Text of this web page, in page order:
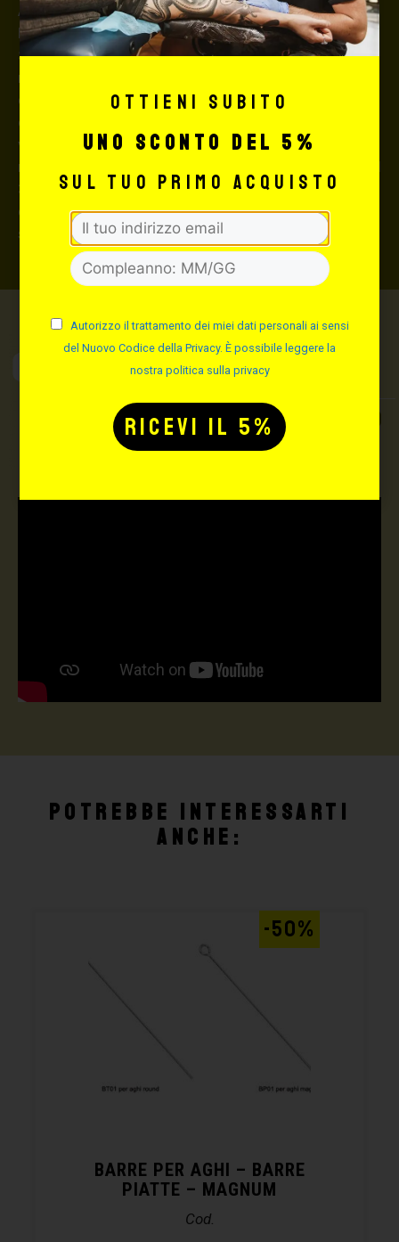
ATTENZIONE!
La merce viaggia a rischio e pericolo del committente.
Si consiglia, per spedizioni superiori a € 500,00 di
richiedere l’invio della merce con assicurazione (in
questo caso, se la merce dovesse essere smarrita o
danneggiata dal corriere, quest’ultimo risarcirà l’intero
valore della merce, in caso contrario nessuno
rimborserà il destinatario) con un costo aggiuntivo del
3,5% sul valore totale del carrello, da richiedere prima
di concludere il pagamento al seguente indirizzo:
shop@maxsignorello.it.
Max Signorello
Tattoo Supply
TUTTO PER IL TUO
TATTOO STUDIO
Potrebbe interessarti
anche:
BARRE PER AGHI – BARRE
PIATTE – MAGNUM
Cod.
-50%
Ottieni subito
uno sconto del 5%
sul tuo primo acquisto
Autorizzo il trattamento dei miei dati personali ai sensi
del Nuovo Codice della Privacy. È possibile leggere la
nostra politica sulla privacy